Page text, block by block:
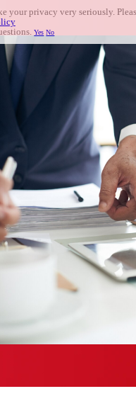
your privacy very seriously.
Yes No